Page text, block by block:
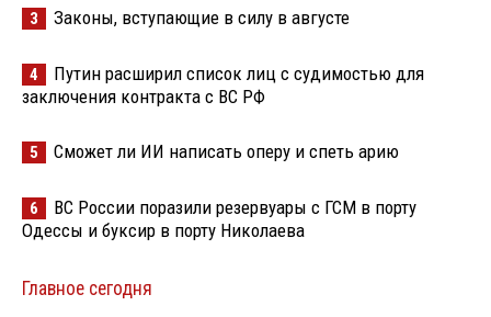
3 Законы, вступающие в силу в августе
4
Путин расширил список лиц с судимостью для
заключения контракта с ВС РФ
5 Сможет ли ИИ написать оперу и спеть арию
6
ВС России поразили резервуары с ГСМ в порту
Одессы и буксир в порту Николаева
Главное сегодня